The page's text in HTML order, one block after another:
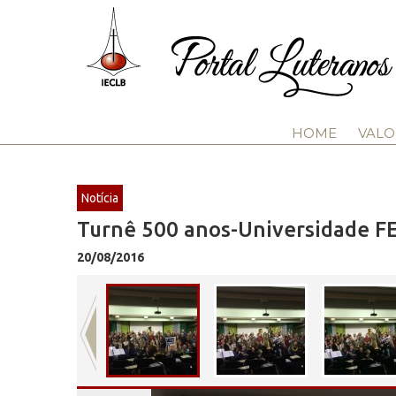
HOME
Notícia
Turnê 500 anos-Universidade
20/08/2016